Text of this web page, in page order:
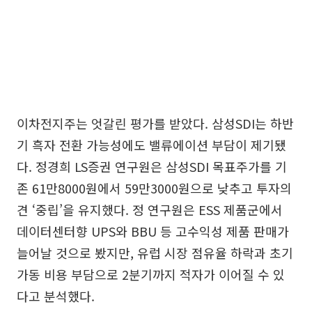
이차전지주는 엇갈린 평가를 받았다. 삼성SDI는 하반
기 흑자 전환 가능성에도 밸류에이션 부담이 제기됐
다. 정경희 LS증권 연구원은 삼성SDI 목표주가를 기
존 61만8000원에서 59만3000원으로 낮추고 투자의
견 ‘중립’을 유지했다. 정 연구원은 ESS 제품군에서
데이터센터향 UPS와 BBU 등 고수익성 제품 판매가
늘어날 것으로 봤지만, 유럽 시장 점유율 하락과 초기
가동 비용 부담으로 2분기까지 적자가 이어질 수 있
다고 분석했다.